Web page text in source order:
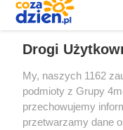
Drogi
My, naszych 1162
podmioty z Grupy
przechowujemy
przetwarzamy dane